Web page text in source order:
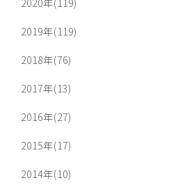
2020年(119)
2019年(119)
2018年(76)
2017年(13)
2016年(27)
2015年(17)
2014年(10)